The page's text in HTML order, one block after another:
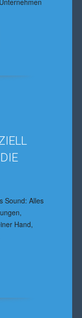
Sound: Alles
Hand,